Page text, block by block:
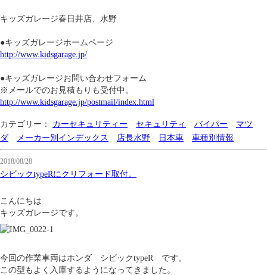
キッズガレージ春日井店、水野
●キッズガレージホームページ
http://www.kidsgarage.jp/
●キッズガレージお問い合わせフォーム
※メールでのお見積もりも受付中。
http://www.kidsgarage.jp/postmail/index.html
カテゴリー： カーセキュリティー セキュリティ バイパー
マツ
ダ
メーカー別インデックス 店長水野 日本車 車種別情報
2018/08/28
シビックtypeRにクリフォード取付。
こんにちは
キッズガレージです。
今回の作業車両はホンダ シビックtypeR です。
この型もよく入庫するようになってきました。